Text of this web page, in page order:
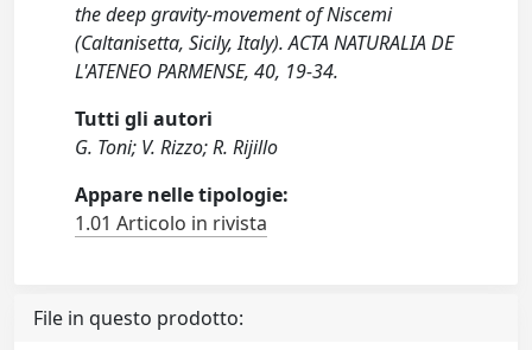
the deep gravity-movement of Niscemi
(Caltanisetta, Sicily, Italy). ACTA NATURALIA DE
L'ATENEO PARMENSE, 40, 19-34.
Tutti gli autori
G. Toni; V. Rizzo; R. Rijillo
Appare nelle tipologie:
1.01 Articolo in rivista
File in questo prodotto: